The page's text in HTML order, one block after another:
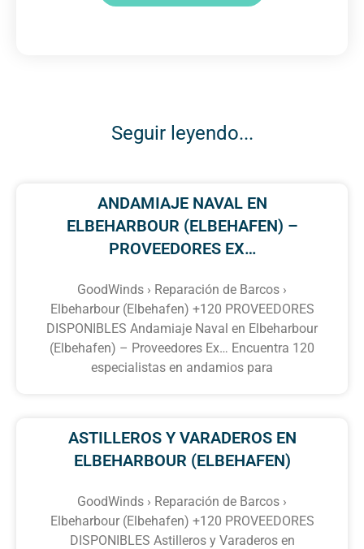
Seguir leyendo...
ANDAMIAJE NAVAL EN
ELBEHARBOUR (ELBEHAFEN) –
PROVEEDORES EX…
GoodWinds › Reparación de Barcos ›
Elbeharbour (Elbehafen) +120 PROVEEDORES
DISPONIBLES Andamiaje Naval en Elbeharbour
(Elbehafen) – Proveedores Ex… Encuentra 120
especialistas en andamios para
ASTILLEROS Y VARADEROS EN
ELBEHARBOUR (ELBEHAFEN)
GoodWinds › Reparación de Barcos ›
Elbeharbour (Elbehafen) +120 PROVEEDORES
DISPONIBLES Astilleros y Varaderos en